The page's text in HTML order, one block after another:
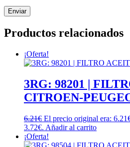
Productos relacionados
¡Oferta!
3RG: 98201 |
CITROEN-
6.21€ El precio original era:
3.72€. Añadir al carrito
¡Oferta!